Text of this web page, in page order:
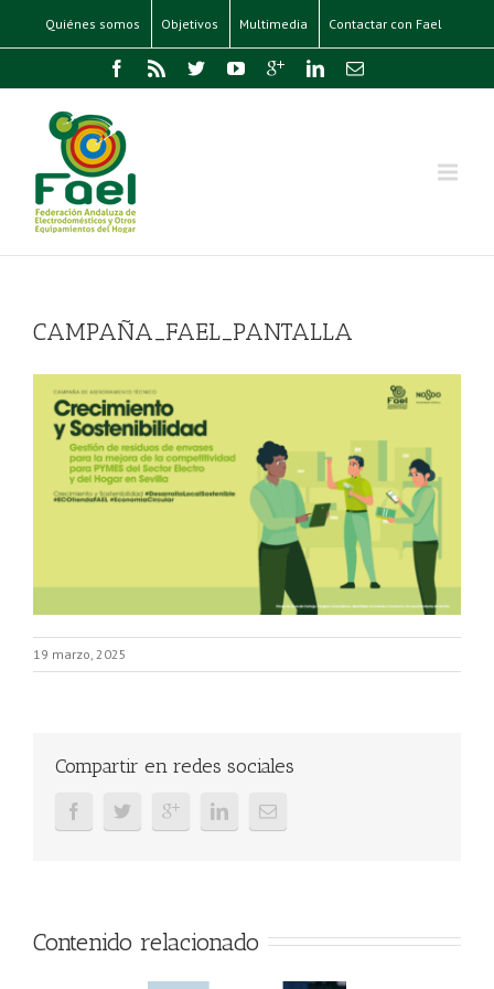
Quiénes somos Objetivos Multimedia Contactar con Fael
CAMPAÑA_FAEL_PANTALLA
19 marzo, 2025
Compartir en redes sociales
Contenido relacionado